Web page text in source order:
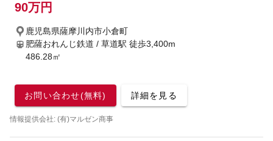
90万円
鹿児島県薩摩川内市小倉町
肥薩おれんじ鉄道 / 草道駅 徒歩3,400m
486.28㎡
お問い合わせ(無料) 詳細を見る
情報提供会社: (有)マルゼン商事